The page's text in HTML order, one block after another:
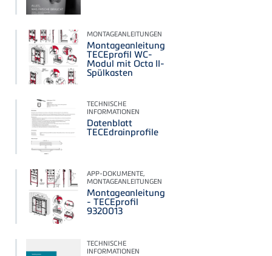
MONTAGEANLEITUNGEN
Montageanleitung
TECEprofil WC-
Modul mit Octa II-
Spülkasten
TECHNISCHE
INFORMATIONEN
Datenblatt
TECEdrainprofile
APP-DOKUMENTE,
MONTAGEANLEITUNGEN
Montageanleitung
- TECEprofil
9320013
TECHNISCHE
INFORMATIONEN